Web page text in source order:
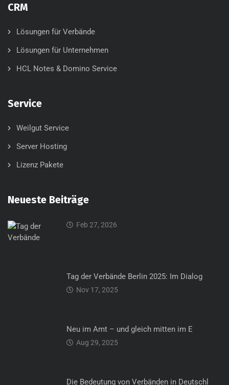
CRM
Lösungen für Verbände
Lösungen für Unternehmen
HCL Notes & Domino Service
Service
Weilgut Service
Server Hosting
Lizenz Pakete
Neueste Beiträge
Feb 27, 2026
Tag der Verbände Berlin 2025: Im Dialog
Nov 17, 2025
Neu im Amt – und gleich mitten im E
Aug 29, 2025
Die Bedeutung von Verbänden in Deutschl